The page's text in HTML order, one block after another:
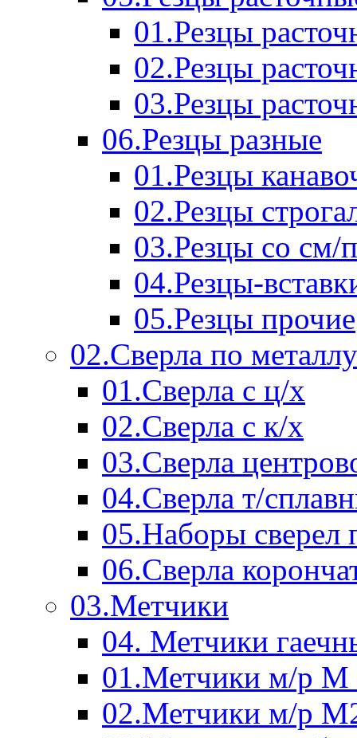
01.Резцы
02.Резцы
03.Резцы
06.Резцы разные
01.Резцы
02.Резцы
03.Резцы со см/
04.Резцы-
05.Резцы прочие
02.Сверла по металлу
01.Сверла с ц/х
02.Сверла с к/х
03.Сверла
04.Сверла т/
05.Наборы сверел
06.Сверла
03.Метчики
04. Метчики
01.Метчики м/р М
02.Метчики м/р